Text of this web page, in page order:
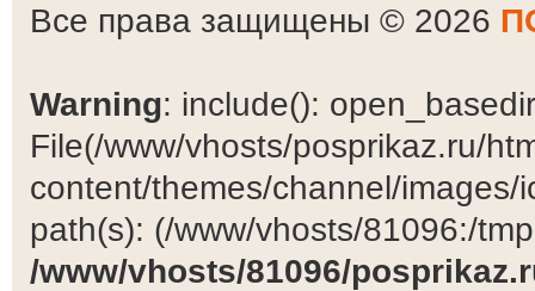
Все права защищены © 2026
Warning: include():
File(/www/vhosts/posprikaz.ru/
content/themes/channel/
path(s): (/www/vhosts/81096:/
/www/vhosts/81096/